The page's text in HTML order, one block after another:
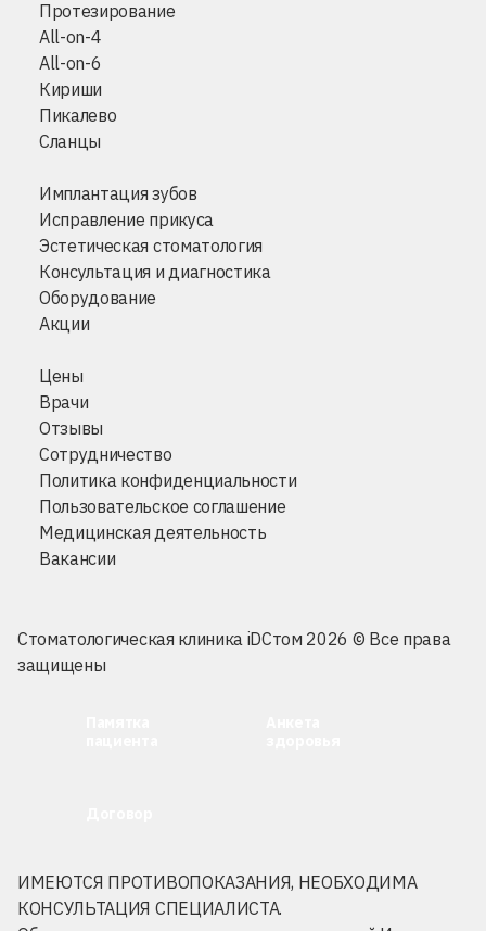
Протезирование
All-on-4
All-on-6
Кириши
Пикалево
Сланцы
Имплантация зубов
Исправление прикуса
Эстетическая стоматология
Консультация и диагностика
Оборудование
Акции
Цены
Врачи
Отзывы
Сотрудничество
Политика конфиденциальности
Пользовательское соглашение
Медицинская деятельность
Вакансии
Стоматологическая клиника iDСтом 2026 © Все права
защищены
ИМЕЮТСЯ ПРОТИВОПОКАЗАНИЯ, НЕОБХОДИМА
КОНСУЛЬТАЦИЯ СПЕЦИАЛИСТА.